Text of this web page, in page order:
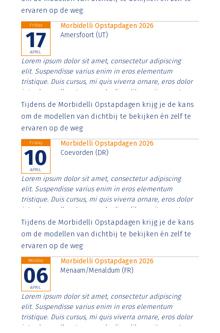
ervaren op de weg.
Friday
17
APRIL
Morbidelli Opstapdagen 2026
Amersfoort (UT)
Lorem ipsum dolor sit amet, consectetur adipiscing
elit. Suspendisse varius enim in eros elementum
tristique. Duis cursus, mi quis viverra ornare, eros dolor
interdum nulla, ut commodo diam libero vitae erat.
Aenean faucibus nibh et justo cursus id rutrum lorem
imperdiet. Nunc ut sem vitae risus tristique posuere.
Tijdens de Morbidelli Opstapdagen krijg je de kans
om de modellen van dichtbij te bekijken én zelf te
ervaren op de weg
Friday
10
APRIL
Morbidelli Opstapdagen 2026
Coevorden (DR)
Lorem ipsum dolor sit amet, consectetur adipiscing
elit. Suspendisse varius enim in eros elementum
tristique. Duis cursus, mi quis viverra ornare, eros dolor
interdum nulla, ut commodo diam libero vitae erat.
Aenean faucibus nibh et justo cursus id rutrum lorem
imperdiet. Nunc ut sem vitae risus tristique posuere.
Tijdens de Morbidelli Opstapdagen krijg je de kans
om de modellen van dichtbij te bekijken én zelf te
ervaren op de weg
Monday
06
APRIL
Morbidelli Opstapdagen 2026
Menaam/Menaldum (FR)
Lorem ipsum dolor sit amet, consectetur adipiscing
elit. Suspendisse varius enim in eros elementum
tristique. Duis cursus, mi quis viverra ornare, eros dolor
interdum nulla, ut commodo diam libero vitae erat.